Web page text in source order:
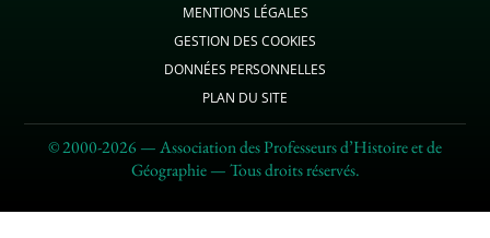
MENTIONS LÉGALES
GESTION DES COOKIES
DONNÉES PERSONNELLES
PLAN DU SITE
© 2000-2026 — Association des Professeurs d’Histoire et de
Géographie — Tous droits réservés.